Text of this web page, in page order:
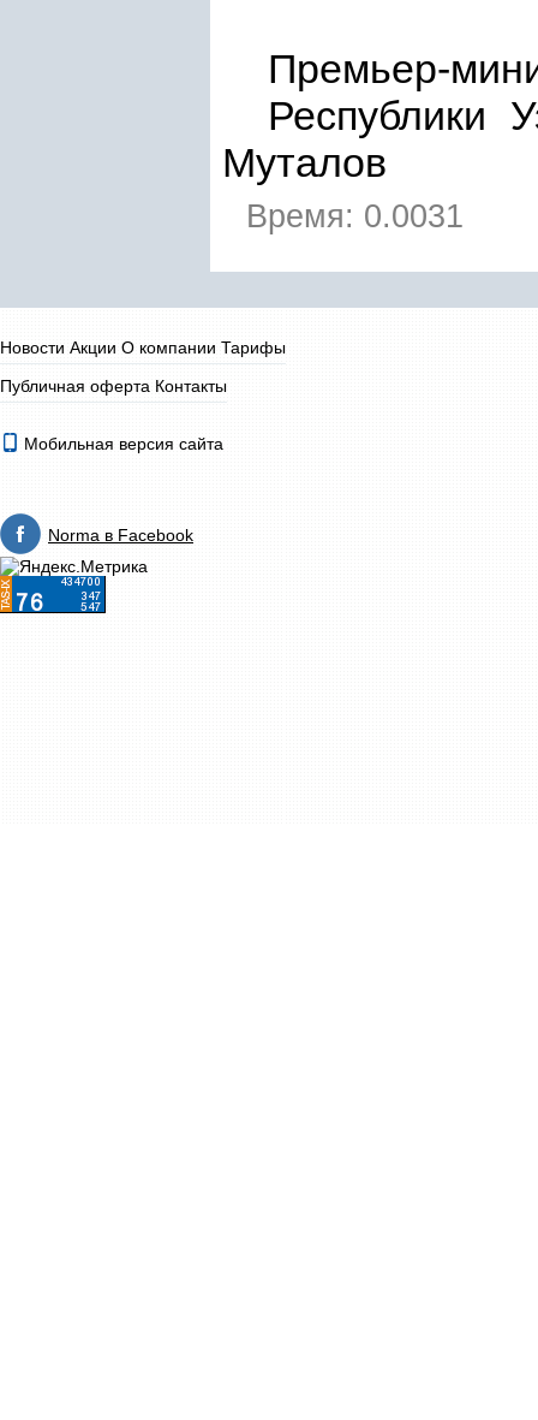
Премьер-
Муталов
Время: 0.0031
Новости Акции О компании Тарифы
Публичная оферта Контакты
Мобильная версия сайта
Norma в Facebook